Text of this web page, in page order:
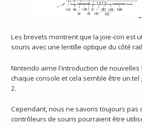
Les brevets montrent que la joie-con est
souris avec une lentille optique du côté
Nintendo aime l'introduction de nouvelles
chaque console et cela semble être un tel
2.
Cependant, nous ne savons toujours pas
contrôleurs de souris pourraient être